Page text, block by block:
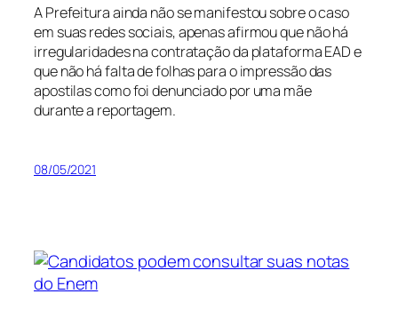
A Prefeitura ainda não se manifestou sobre o caso
em suas redes sociais, apenas afirmou que não há
irregularidades na contratação da plataforma EAD e
que não há falta de folhas para o impressão das
apostilas como foi denunciado por uma mãe
durante a reportagem.
08/05/2021